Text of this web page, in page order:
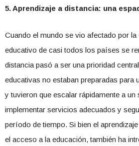
5. Aprendizaje a distancia: una
Cuando el mundo se vio afectado por
educativo de casi todos los países se
distancia pasó a ser una prioridad
educativas no estaban preparadas para
y tuvieron que escalar rápidamente a un
implementar servicios adecuados y
período de tiempo. Si bien el
el acceso a la educación, también ha